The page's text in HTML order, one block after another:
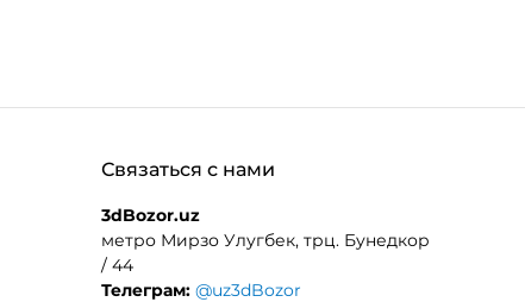
Связаться с нами
3dBozor.uz
метро Мирзо Улугбек, трц. Бунедкор
/ 44
Телеграм: @uz3dBozor